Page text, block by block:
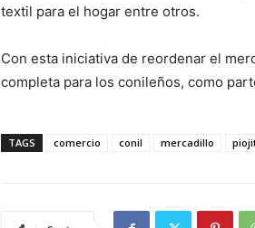
textil para el hogar entre otros.
Con esta iniciativa de reordenar el
completa para los conileños, como
TAGS comercio conil mercadillo